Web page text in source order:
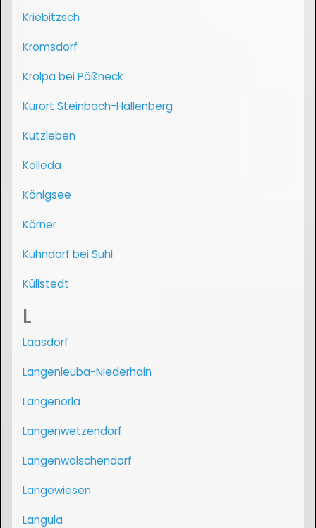
Kriebitzsch
Kromsdorf
Krölpa bei Pößneck
Kurort Steinbach-Hallenberg
Kutzleben
Kölleda
Königsee
Körner
Kühndorf bei Suhl
Küllstedt
L
Laasdorf
Langenleuba-Niederhain
Langenorla
Langenwetzendorf
Langenwolschendorf
Langewiesen
Langula